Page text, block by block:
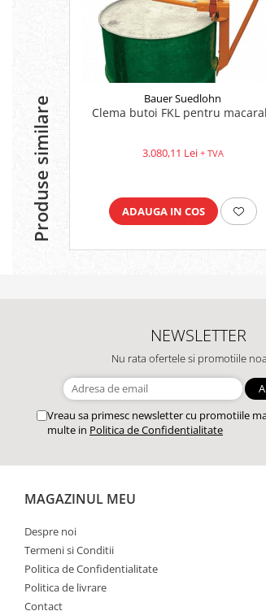
Produse similare Bauer Suedlohn
Clema butoi FKL pentru
3.080,11 Lei + TVA
ADAUGA IN COS
NEWSLETTER
Nu rata ofertele si promotiile
Vreau sa primesc newsletter cu promotiile
multe in Politica de Confidentialitate
MAGAZINUL MEU
Despre noi
Termeni si Conditii
Politica de Confidentialitate
Politica de livrare
Contact